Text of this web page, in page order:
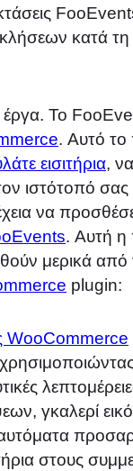
κατά
έργα. Το
. Αυτό το
εισιτήρια,
ιστότοπό
να
. Αυτή η
μερικά από
plugin:
WooCommerce
γκαλερί
αυτόματα
στους